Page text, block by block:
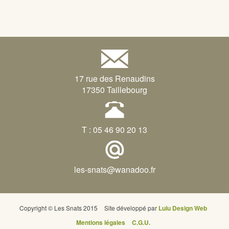
17 rue des Renaudins
17350 Taillebourg
T : 05 46 90 20 13
les-snats@wanadoo.fr
Copyright © Les Snats 2015 Site développé par Lulu Design Web
Mentions légales
C.G.U.